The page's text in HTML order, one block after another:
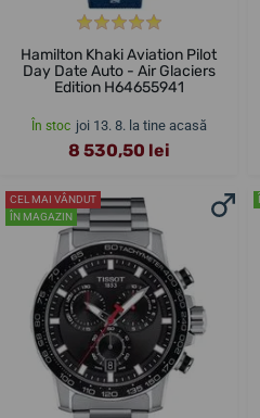
Hamilton Khaki Aviation Pilot
Day Date Auto - Air Glaciers
Edition H64655941
În stoc joi 13. 8. la tine acasă
8 530,50 lei
CEL MAI VÂNDUT
ÎN MAGAZIN